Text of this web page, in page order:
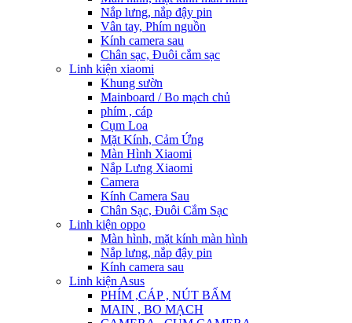
Nắp lưng, nắp đậy pin
Vân tay, Phím nguồn
Kính camera sau
Chân sạc, Đuôi cắm sạc
Linh kiện xiaomi
Khung sườn
Mainboard / Bo mạch chủ
phím , cáp
Cụm Loa
Mặt Kính, Cảm Ứng
Màn Hình Xiaomi
Nắp Lưng Xiaomi
Camera
Kính Camera Sau
Chân Sạc, Đuôi Cắm Sạc
Linh kiện oppo
Màn hình, mặt kính màn hình
Nắp lưng, nắp đậy pin
Kính camera sau
Linh kiện Asus
PHÍM ,CÁP , NÚT BẤM
MAIN , BO MẠCH